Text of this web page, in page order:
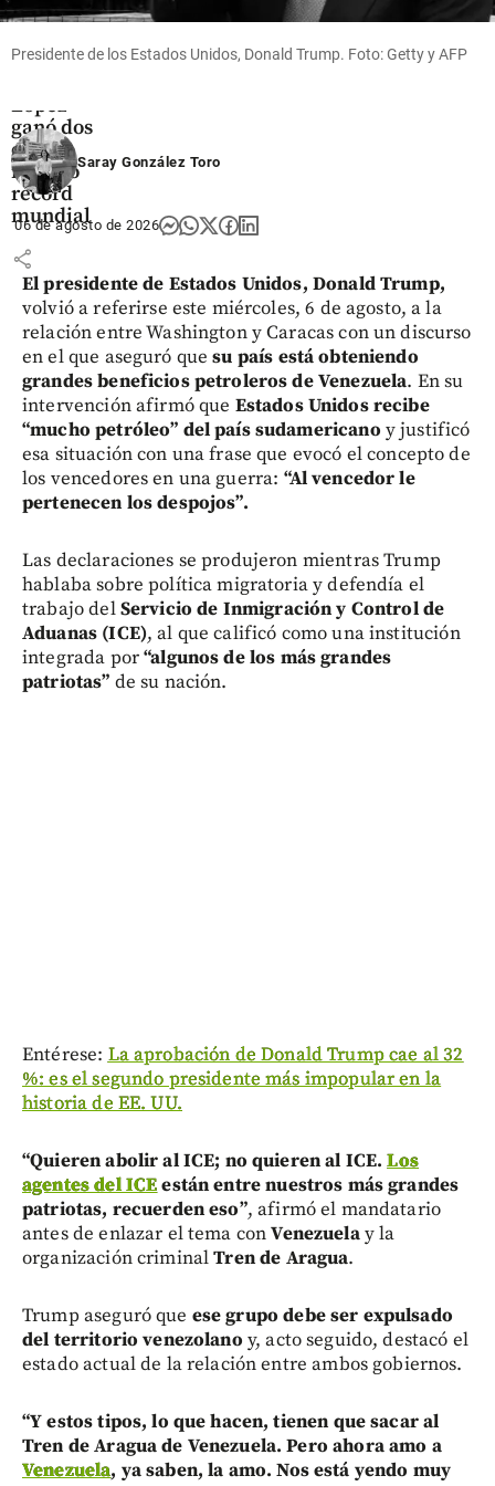
sacar
poderes!
López
ganó dos
oros y
rompió
récord
mundial
share
Presidente de los Estados Unidos, Donald Trump. Foto: Getty y AFP
Saray González Toro
06 de agosto de 2026
El presidente de Estados Unidos, Donald Trump,
volvió a referirse este miércoles, 6 de agosto, a la
relación entre Washington y Caracas con un discurso
en el que aseguró quesu país está obteniendo
grandes beneficios petroleros de Venezuela. En su
intervención afirmó que Estados Unidos recibe
“mucho petróleo” del país sudamericano y justificó
esa situación con una frase que evocó el concepto de
los vencedores en una guerra: “Al vencedor le
pertenecen los despojos”.
Las declaraciones se produjeron mientras Trump
hablaba sobre política migratoria y defendía el
trabajo delServicio de Inmigración y Control de
Aduanas (ICE), al que calificó como una institución
integrada por“algunos de los más grandes
patriotas” de su nación.
Entérese: La aprobación de Donald Trump cae al 32
%: es el segundo presidente más impopular en la
historia de EE. UU.
“Quieren abolir al ICE; no quieren al ICE.Los
agentes del ICEestán entre nuestros más grandes
patriotas, recuerden eso”, afirmó el mandatario
antes de enlazar el tema conVenezuelay la
organización criminalTren de Aragua.
Trump aseguró que ese grupo debe ser expulsado
del territorio venezolano y, acto seguido, destacó el
estado actual de la relación entre ambos gobiernos.
“Y estos tipos, lo que hacen, tienen que sacar al
Tren de Aragua de Venezuela. Pero ahora amo a
Venezuela, ya saben, la amo. Nos está yendo muy